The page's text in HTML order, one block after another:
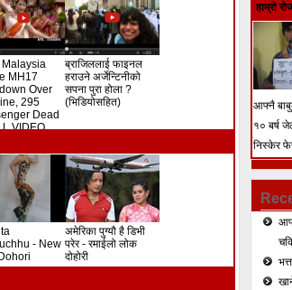
Malaysia
MH17
Over
295
Dead
VIDEO
ब्राजिललाई फाइनल
हराउने अर्जेन्टिनीको
सपना पुरा होला ?
(भिडियोसहित)
- New
अमेरिका पुग्यौ है डिभी
परेर - रमाईलो लोक
दोहोरी
हाम्रो
आफ्नै
१० बर्ष
निस्केर